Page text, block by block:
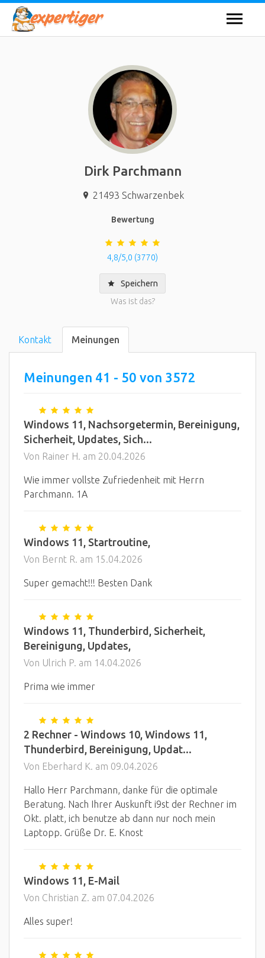
Dirk Parchmann
21493 Schwarzenbek
Bewertung
4,8/5,0 (3770)
Speichern
Was ist das?
Kontakt Meinungen
Meinungen 41 - 50 von 3572
Windows 11, Nachsorgetermin, Bereinigung,
Sicherheit, Updates, Sich...
Von Rainer H. am 20.04.2026
Wie immer vollste Zufriedenheit mit Herrn
Parchmann. 1A
Windows 11, Startroutine,
Von Bernt R. am 15.04.2026
Super gemacht!!! Besten Dank
Windows 11, Thunderbird, Sicherheit,
Bereinigung, Updates,
Von Ulrich P. am 14.04.2026
Prima wie immer
2 Rechner - Windows 10, Windows 11,
Thunderbird, Bereinigung, Updat...
Von Eberhard K. am 09.04.2026
Hallo Herr Parchmann, danke für die optimale
Beratung. Nach Ihrer Auskunft i9st der Rechner im
Okt. platt, ich benutze ab dann nur noch mein
Laptopp. Grüße Dr. E. Knost
Windows 11, E-Mail
Von Christian Z. am 07.04.2026
Alles super!